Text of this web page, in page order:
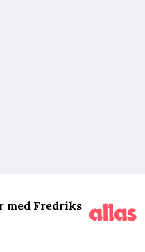
med Fredriks